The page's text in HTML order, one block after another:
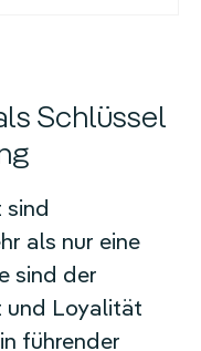
Schlüssel
sind
als nur eine
sind der
und Loyalität
führender